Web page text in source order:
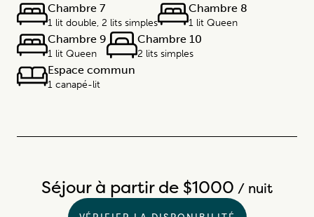
Chambre 7
1 lit double, 2 lits simples
Chambre 8
1 lit Queen
Chambre 9
1 lit Queen
Chambre 10
2 lits simples
Espace commun
1 canapé-lit
Séjour à partir de $1000 / nuit